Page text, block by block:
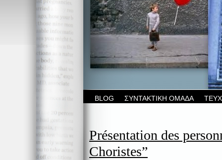
BLOG ΣΥΝΤΑΚΤΙΚΗ ΟΜΑΔΑ
Présentation des
Choristes”